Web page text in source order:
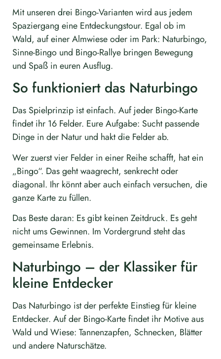
Mit unseren drei Bingo-Varianten wird aus jedem
Spaziergang eine Entdeckungstour. Egal ob im
Wald, auf einer Almwiese oder im Park: Naturbingo,
Sinne-Bingo und Bingo-Rallye bringen Bewegung
und Spaß in euren Ausflug.
So funktioniert das Naturbingo
Das Spielprinzip ist einfach. Auf jeder Bingo-Karte
findet ihr 16 Felder. Eure Aufgabe: Sucht passende
Dinge in der Natur und hakt die Felder ab.
Wer zuerst vier Felder in einer Reihe schafft, hat ein
„Bingo“. Das geht waagrecht, senkrecht oder
diagonal. Ihr könnt aber auch einfach versuchen, die
ganze Karte zu füllen.
Das Beste daran: Es gibt keinen Zeitdruck. Es geht
nicht ums Gewinnen. Im Vordergrund steht das
gemeinsame Erlebnis.
Naturbingo – der Klassiker für
kleine Entdecker
Das Naturbingo ist der perfekte Einstieg für kleine
Entdecker. Auf der Bingo-Karte findet ihr Motive aus
Wald und Wiese: Tannenzapfen, Schnecken, Blätter
und andere Naturschätze.